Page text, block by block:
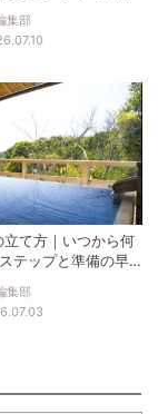
集部
て方｜いつから何
テップと準備の早
集部